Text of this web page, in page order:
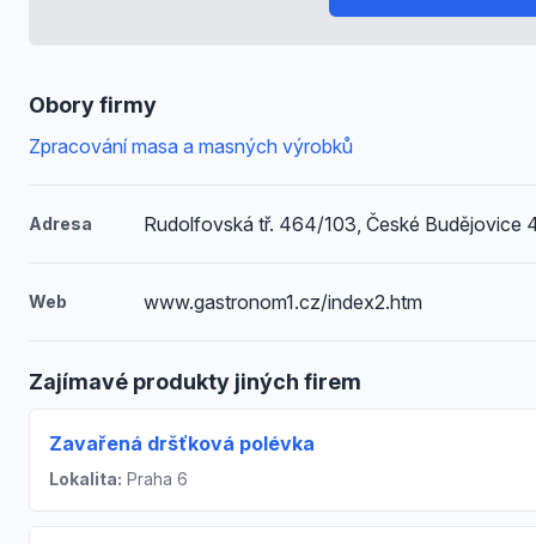
Obory firmy
Zpracování masa a masných výrobků
Adresa Rudolfovská tř. 464/103, České Budějovice
Web www.gastronom1.cz/index2.htm
Zajímavé produkty jiných firem
Zavařená dršťková polévka
Lokalita: Praha 6